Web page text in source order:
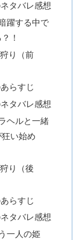
タバレ感想
躍する中で
！
り（前
らすじ
タバレ感想
ヘルと一緒
い始め
り（後
らすじ
タバレ感想
一人の姫